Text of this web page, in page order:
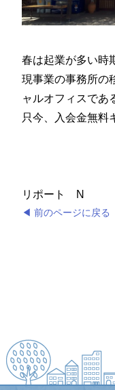
春は起業が多い時
現事業の事務所の
ャルオフィスであ
只今、入会金無料
リポート N
◀ 前のページに戻る